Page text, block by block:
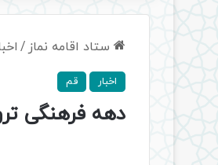
ستاد اقامه نماز /
اخبار قم
دهه فرهنگی